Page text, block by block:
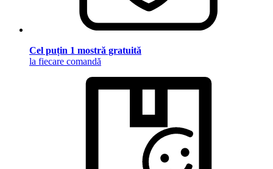
Cel puțin 1 mostră gratuită
la fiecare comandă